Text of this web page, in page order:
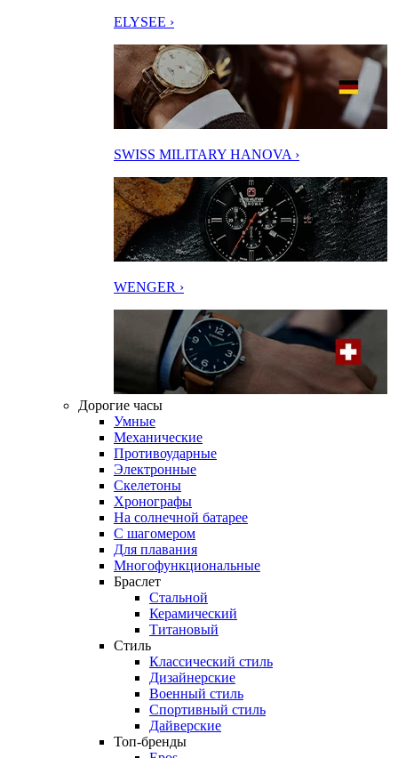
ELYSEE ›
SWISS MILITARY HANOVA ›
WENGER ›
Дорогие часы
Умные
Механические
Противоударные
Электронные
Скелетоны
Хронографы
На солнечной батарее
С шагомером
Для плавания
Многофункциональные
Браслет
Стальной
Керамический
Титановый
Стиль
Классический стиль
Дизайнерские
Военный стиль
Спортивный стиль
Дайверские
Топ-бренды